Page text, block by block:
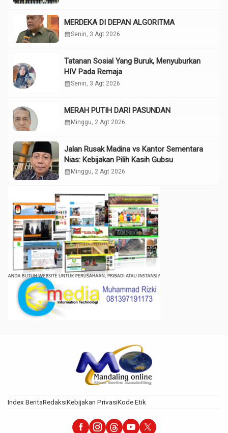
MERDEKA DI DEPAN ALGORITMA
calendar_monthSenin, 3 Agt 2026
Tatanan Sosial Yang Buruk, Menyuburkan
HIV Pada Remaja
calendar_monthSenin, 3 Agt 2026
MERAH PUTIH DARI PASUNDAN
calendar_month Minggu, 2 Agt 2026
Jalan Rusak Madina vs Kantor Sementara
Nias: Kebijakan Pilih Kasih Gubsu
calendar_month Minggu, 2 Agt 2026
Index BeritaRedaksiKebijakan PrivasiKode Etik